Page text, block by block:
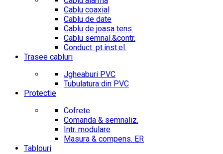
Cablu coaxial
Cablu de date
Cablu de joasa tens.
Cablu semnal.&contr.
Conduct. pt.inst.el.
Trasee cabluri
Jgheaburi PVC
Tubulatura din PVC
Protectie
Cofrete
Comanda & semnaliz.
Intr. modulare
Masura & compens. ER
Tablouri